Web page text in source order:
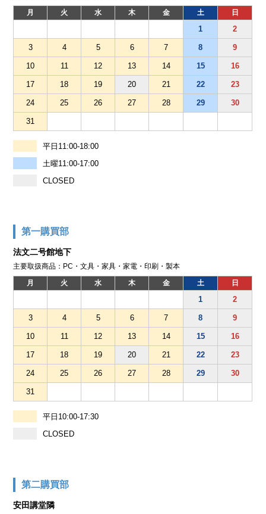
月 火 水 木 金 土 日
1 2
3 4 5 6 7 8 9
10 11 12 13 14 15 16
17 18 19 20 21 22 23
24 25 26 27 28 29 30
31
平日11:00-18:00
土曜11:00-17:00
CLOSED
第一購買部
法文二号館地下
主要取扱商品：PC・文具・家具・家電・印刷・製本
月 火 水 木 金 土 日
1 2
3 4 5 6 7 8 9
10 11 12 13 14 15 16
17 18 19 20 21 22 23
24 25 26 27 28 29 30
31
平日10:00-17:30
CLOSED
第二購買部
安田講堂隣